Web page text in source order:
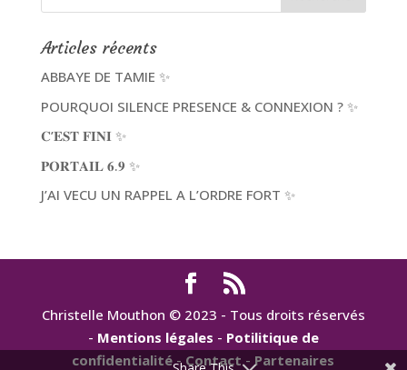
Articles récents
ABBAYE DE TAMIE ✨
POURQUOI SILENCE PRESENCE & CONNEXION ? ✨
𝐂’𝐄𝐒𝐓 𝐅𝐈𝐍𝐈 ✨
𝐏𝐎𝐑𝐓𝐀𝐈𝐋 𝟔.𝟗 ✨
J’AI VECU UN RAPPEL A L’ORDRE FORT ✨
Christelle Mouthon © 2023 - Tous droits réservés
- Mentions légales - Potilitique de
confidentialité- Contact-Partenaires